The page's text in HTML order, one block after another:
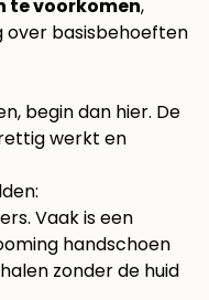
te voorkomen,
over basisbehoeften
begin dan hier. De
werkt en
Vaak is een
handschoen
zonder de huid